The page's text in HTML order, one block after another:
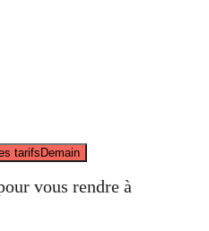
tarifsDemain
vous rendre à